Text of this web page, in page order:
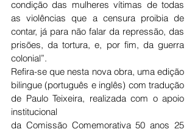
condição das mulheres vítimas de todas
as violências que a censura proibia de
contar, já para não falar da repressão, das
prisões, da tortura, e, por fim, da guerra
colonial”.
Refira-se que nesta nova obra, uma edição
bilingue (português e inglês) com tradução
de Paulo Teixeira, realizada com o apoio
institucional
da Comissão Comemorativa 50 anos 25